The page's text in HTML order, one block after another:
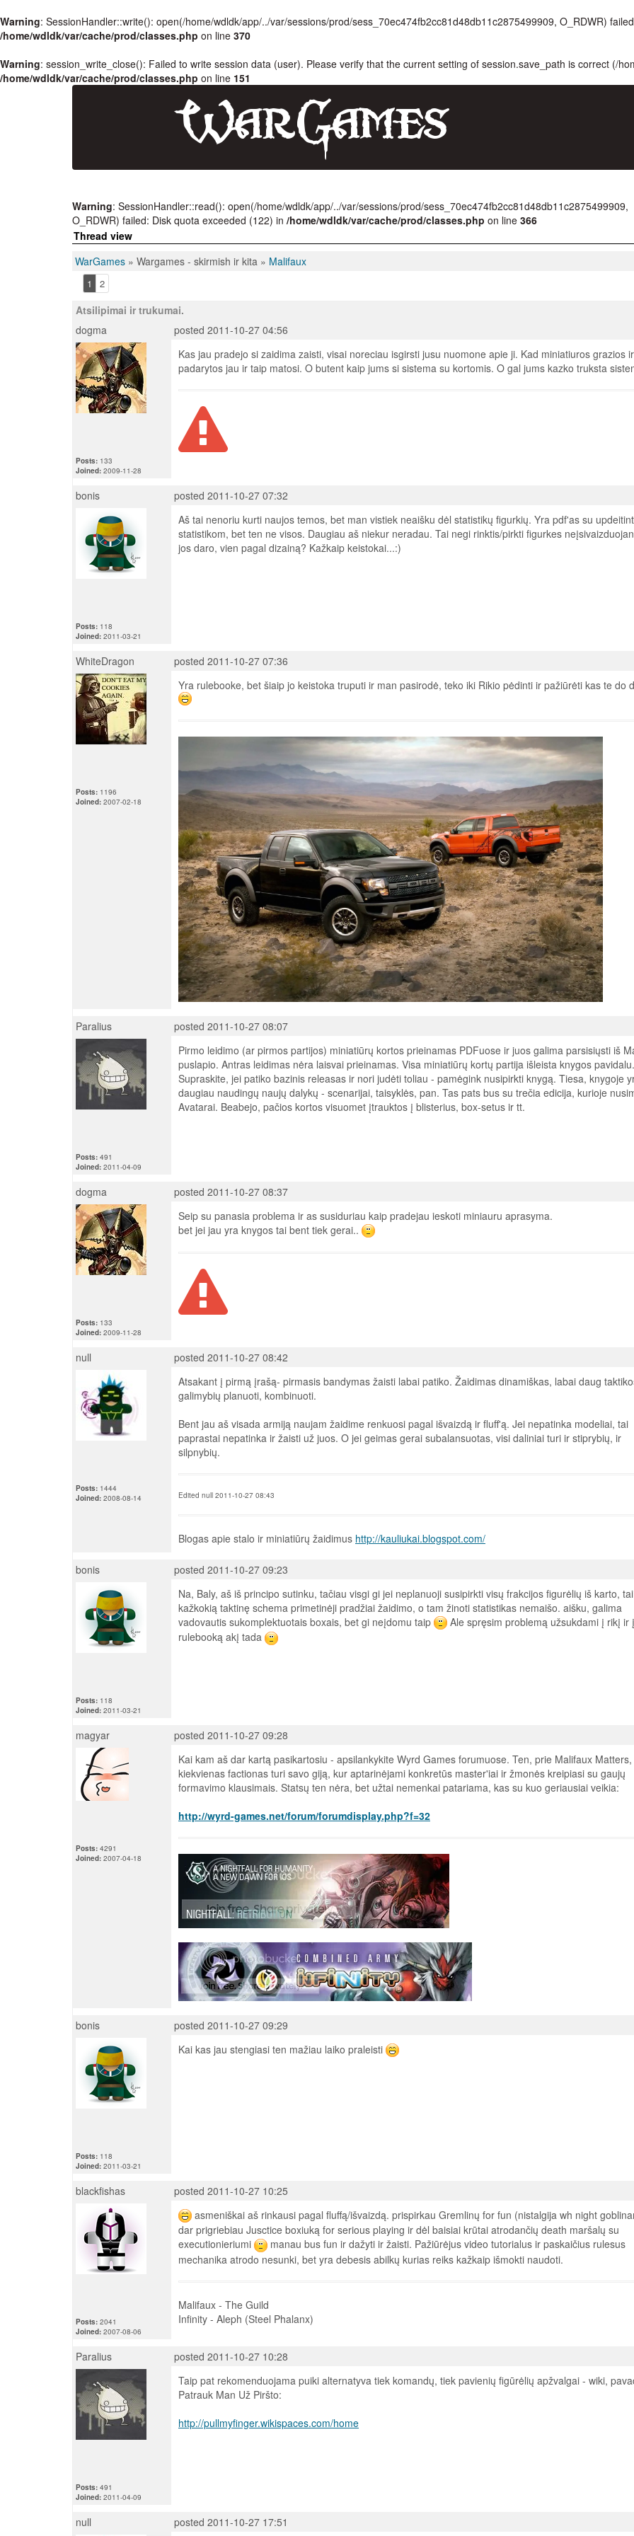
Warning: SessionHandler::write(): open(/home/wdldk/app/../var/sessions/prod/sess_70ec474fb2cc81d48db11c2875499909, O_RDWR)
/home/wdldk/var/cache/prod/classes.php on line 370
Warning: session_write_close(): Failed to write session data (user). Please verify that the current setting of session.save_path is correct (/
/home/wdldk/var/cache/prod/classes.php on line 151
Warning: SessionHandler::read(): open(/home/wdldk/app/../var/sessions/prod/sess_70ec474fb2cc81d48db11c2875499909,
O_RDWR) failed: Disk quota exceeded (122) in /home/wdldk/var/cache/prod/classes.php on line 366
Thread view
WarGames » Wargames - skirmish ir kita » Malifaux
1 2
Atsilipimai ir trukumai.
dogma
posted 2011-10-27 04:56
Posts: 133
Joined: 2009-11-28
Kas jau pradejo si zaidima zaisti, visai noreciau isgirsti jusu nuomone apie ji. Kad miniatiuros grazios
padarytos jau ir taip matosi. O butent kaip jums si sistema su kortomis. O gal jums kazko truksta
bonis posted 2011-10-27 07:32
Posts: 118
Joined: 2011-03-21
Aš tai nenoriu kurti naujos temos, bet man vistiek neaišku dėl statistikų figurkių. Yra pdf'as su
statistikom, bet ten ne visos. Daugiau aš niekur neradau. Tai negi rinktis/pirkti figurkes
jos daro, vien pagal dizainą? Kažkaip keistokai...:)
WhiteDragon posted 2011-10-27 07:36
Posts: 1196
Joined: 2007-02-18
Yra rulebooke, bet šiaip jo keistoka truputi ir man pasirodė, teko iki Rikio pėdinti ir pažiūrėti kas te do
Paralius posted 2011-10-27 08:07
Posts: 491
Joined: 2011-04-09
Pirmo leidimo (ar pirmos partijos) miniatiūrų kortos prieinamas PDFuose ir juos galima parsisiųsti iš
puslapio. Antras leidimas nėra laisvai prieinamas. Visa miniatiūrų kortų partija išleista knygos pavidalu.
Supraskite, jei patiko bazinis releasas ir nori judėti toliau - pamėgink nusipirkti knygą. Tiesa, knygoje
daugiau naudingų naujų dalykų - scenarijai, taisyklės, pan. Tas pats bus su trečia edicija, kurioje
Avatarai. Beabejo, pačios kortos visuomet įtrauktos į blisterius, box-setus ir tt.
dogma posted 2011-10-27 08:37
Posts: 133
Joined: 2009-11-28
Seip su panasia problema ir as susiduriau kaip pradejau ieskoti miniauru aprasyma.
bet jei jau yra knygos tai bent tiek gerai..
null posted 2011-10-27 08:42
Posts: 1444
Joined: 2008-08-14
Atsakant į pirmą įrašą- pirmasis bandymas žaisti labai patiko. Žaidimas dinamiškas, labai daug
galimybių planuoti, kombinuoti.
Bent jau aš visada armiją naujam žaidime renkuosi pagal išvaizdą ir fluff'ą. Jei nepatinka modeliai, tai
paprastai nepatinka ir žaisti už juos. O jei geimas gerai subalansuotas, visi daliniai turi ir stiprybių, ir
silpnybių.
Edited null 2011-10-27 08:43
Blogas apie stalo ir miniatiūrų žaidimus http://kauliukai.blogspot.com/
bonis posted 2011-10-27 09:23
Posts: 118
Joined: 2011-03-21
Na, Baly, aš iš principo sutinku, tačiau visgi gi jei neplanuoji susipirkti visų frakcijos figurėlių iš karto, tai
kažkokią taktinę schema primetinėji pradžiai žaidimo, o tam žinoti statistikas nemaišo. aišku, galima
vadovautis sukomplektuotais boxais, bet gi neįdomu taip
Ale spręsim problemą užsukdami į rikį ir į
rulebooką akį tada
magyar posted 2011-10-27 09:28
Posts: 4291
Joined: 2007-04-18
Kai kam aš dar kartą pasikartosiu - apsilankykite Wyrd Games forumuose. Ten, prie Malifaux Matters,
kiekvienas factionas turi savo giją, kur aptarinėjami konkretūs master'iai ir žmonės kreipiasi su gaujų
formavimo klausimais. Statsų ten nėra, bet užtai nemenkai patariama, kas su kuo geriausiai veikia:
http://wyrd-games.net/forum/forumdisplay.php?f=32
bonis posted 2011-10-27 09:29
Posts: 118
Joined: 2011-03-21
Kai kas jau stengiasi ten mažiau laiko praleisti
blackfishas posted 2011-10-27 10:25
Posts: 2041
Joined: 2007-08-06
asmeniškai aš rinkausi pagal fluffą/išvaizdą. prispirkau Gremlinų for fun (nistalgija wh night
dar prigriebiau Jusctice boxiuką for serious playing ir dėl baisiai krūtai atrodančių death maršalų su
executionieriumi
manau bus fun ir dažyti ir žaisti. Pažiūrėjus video tutorialus ir paskaičius rulesus
mechanika atrodo nesunki, bet yra debesis abilkų kurias reiks kažkaip išmokti naudoti.
Malifaux - The Guild
Infinity - Aleph (Steel Phalanx)
Paralius posted 2011-10-27 10:28
Posts: 491
Joined: 2011-04-09
Taip pat rekomenduojama puiki alternatyva tiek komandų, tiek pavienių figūrėlių apžvalgai - wiki,
Patrauk Man Už Piršto:
http://pullmyfinger.wikispaces.com/home
null posted 2011-10-27 17:51